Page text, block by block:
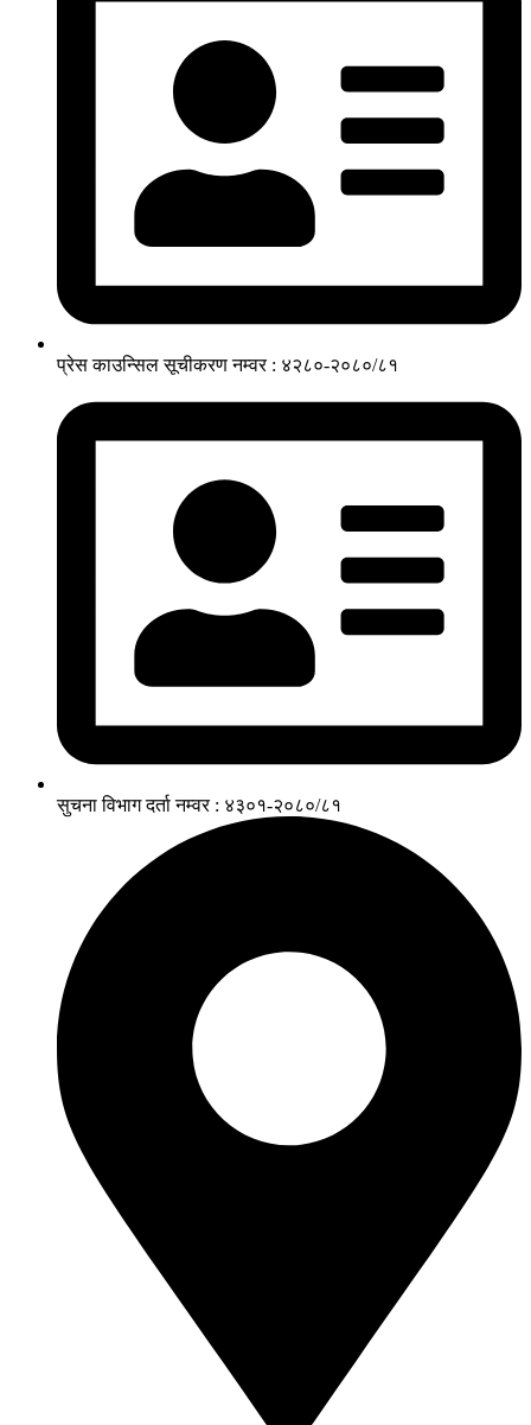
प्रेस काउन्सिल सूचीकरण नम्वर : ४२८०-२०८०/८१
सुचना विभाग दर्ता नम्वर : ४३०१-२०८०/८१